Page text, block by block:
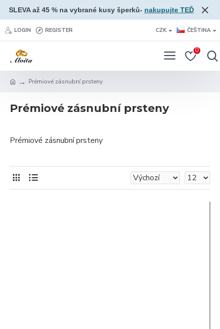
SLEVA až 45 % na vybrané kusy šperků- nakupujte TEĎ
LOGIN REGISTER CZK ČEŠTINA
0
Prémiové zásnubní prsteny
Prémiové zásnubní prsteny
Prémiové zásnubní prsteny